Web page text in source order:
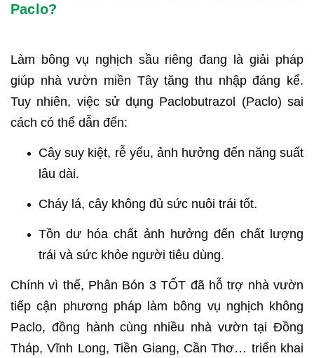
Paclo?
Làm bông vụ nghịch sầu riêng đang là giải pháp
giúp nhà vườn miền Tây tăng thu nhập đáng kể.
Tuy nhiên, việc sử dụng Paclobutrazol (Paclo) sai
cách có thể dẫn đến:
Cây suy kiệt, rễ yếu, ảnh hưởng đến năng suất
lâu dài.
Cháy lá, cây không đủ sức nuôi trái tốt.
Tồn dư hóa chất ảnh hưởng đến chất lượng
trái và sức khỏe người tiêu dùng.
Chính vì thế, Phân Bón 3 TỐT đã hỗ trợ nhà vườn
tiếp cận phương pháp làm bông vụ nghịch không
Paclo, đồng hành cùng nhiều nhà vườn tại Đồng
Tháp, Vĩnh Long, Tiền Giang, Cần Thơ… triển khai